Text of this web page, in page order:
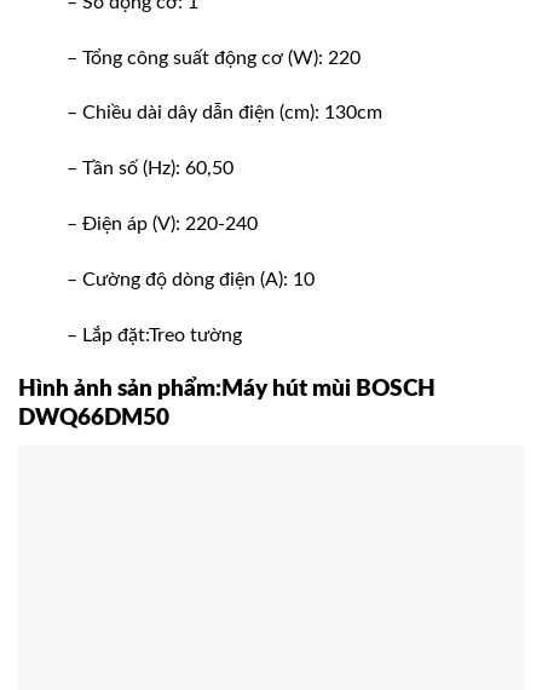
– Tổng công suất động cơ (W): 220
– Chiều dài dây dẫn điện (cm): 130cm
– Tần số (Hz): 60,50
– Điện áp (V): 220-240
– Cường độ dòng điện (A): 10
– Lắp đặt:Treo tường
Hình ảnh sản phẩm:Máy hút mùi BOSCH
DWQ66DM50